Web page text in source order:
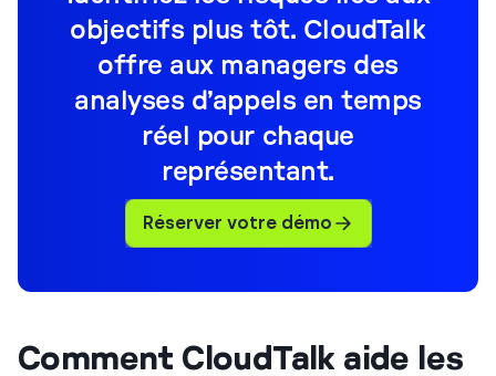
objectifs plus tôt. CloudTalk
offre aux managers des
analyses d’appels en temps
réel pour chaque
représentant.
Réserver votre démo
Comment CloudTalk aide les